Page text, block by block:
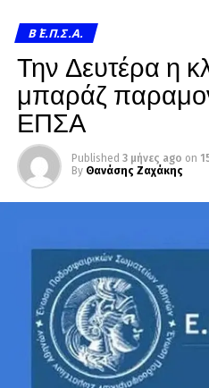
Β΄ Ε.Π.Σ.Α.
Την Δευτέρα η
μπαράζ
ΕΠΣΑ
Published 3 μήνες ago on
By Θανάσης Ζαχάκης